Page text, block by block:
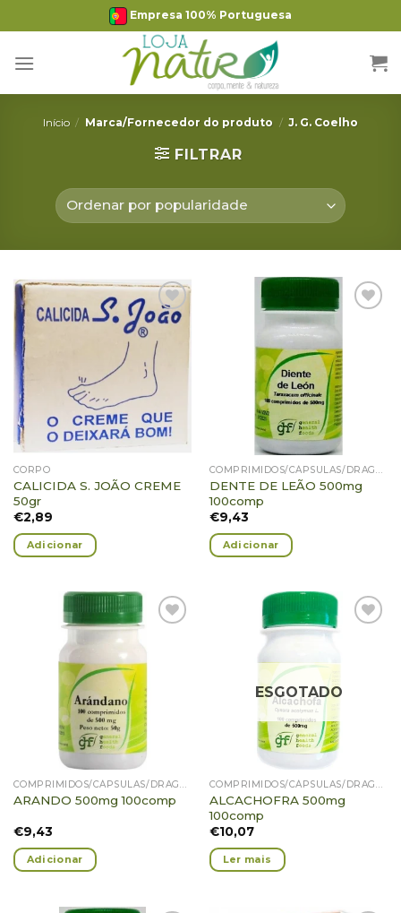
to
content
Empresa 100% Portuguesa
Início / Marca/Fornecedor do produto / J. G. Coelho
FILTRAR
Adicionar
Favoritos
CORPO
CALICIDA S. JOÃO CREME
50gr
€2,89
Adicionar
Favoritos
COMPRIMIDOS/CÁPSULAS/DRAGEIAS/PASTILHAS/GOMAS
DENTE DE LEÃO 500mg
100comp
€9,43
Adicionar
Adicionar
Favoritos
COMPRIMIDOS/CÁPSULAS/DRAGEIAS/PASTILHAS/GOMAS
ARANDO 500mg 100comp
€9,43
Adicionar
ESGOTADO
COMPRIMIDOS/CÁPSULAS/DRAGEIAS/PASTILHAS/GOMAS
ALCACHOFRA 500mg
100comp
€10,07
Ler mais